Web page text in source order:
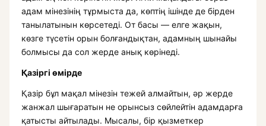
адам мінезінің тұрмыста да, көптің ішінде де бірден
танылатынын көрсетеді. От басы — елге жақын,
көзге түсетін орын болғандықтан, адамның шынайы
болмысы да сол жерде анық көрінеді.
Қазіргі өмірде
Қазір бұл мақал мінезін тежей алмайтын, әр жерде
жанжал шығаратын не орынсыз сөйлейтін адамдарға
қатысты айтылады. Мысалы, бір қызметкер